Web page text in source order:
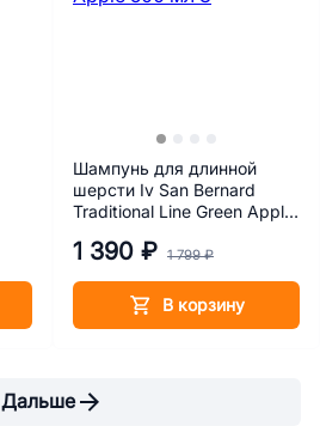
Шампунь для длинной
шерсти Iv San Bernard
Traditional Line Green Apple
1 390 ₽ 1 799 ₽
В корзину
Дальше